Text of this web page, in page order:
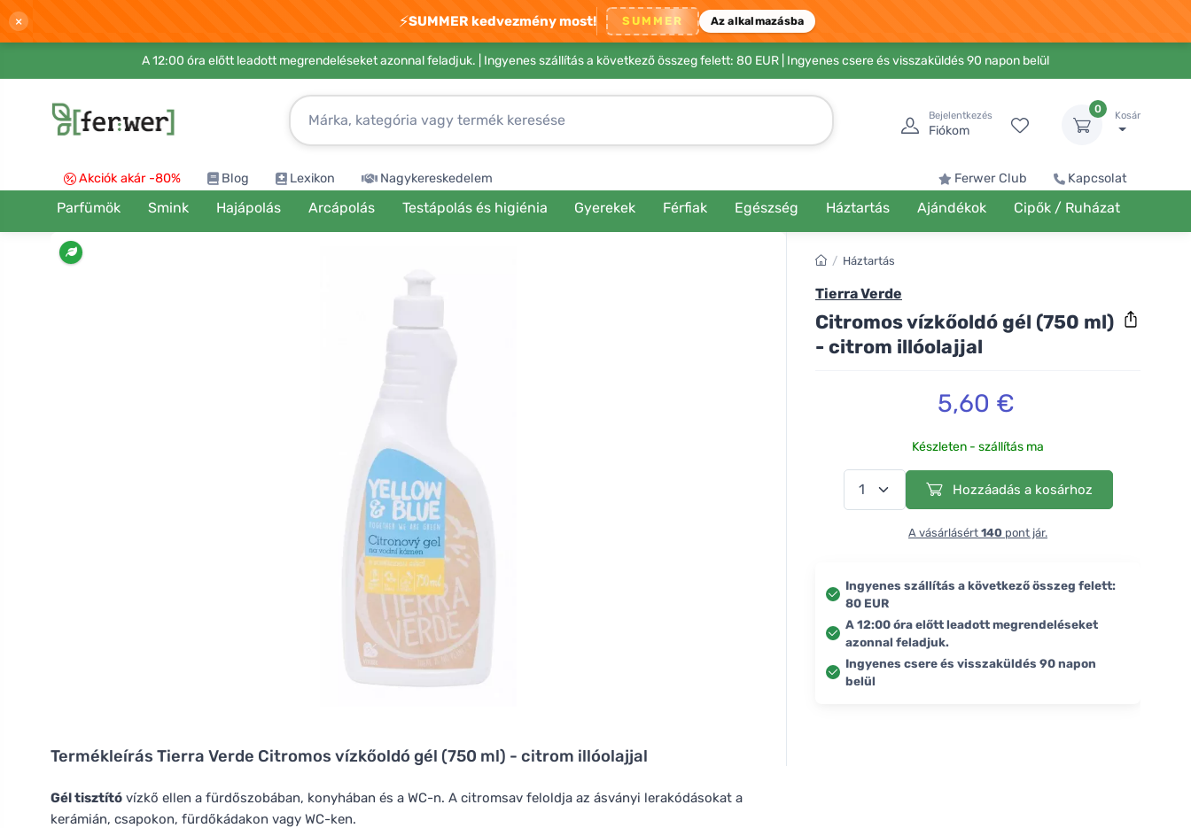
× ⚡SUMMER kedvezmény most! SUMMER Az alkalmazásba
A 12:00 óra előtt leadott megrendeléseket azonnal feladjuk. | Ingyenes szállítás a következő összeg felett: 80 EUR | Ingyenes csere és visszaküldés 90 napon belül
Bejelentkezés
Fiókom
0
Kosár
Akciók akár -80% Blog Lexikon Nagykereskedelem Ferwer Club Kapcsolat
Parfümök Smink Hajápolás Arcápolás Testápolás és higiénia Gyerekek Férfiak Egészség Háztartás Ajándékok Cipők / Ruházat
Termékleírás Tierra Verde Citromos vízkőoldó gél (750 ml) - citrom illóolajjal
Gél tisztító vízkő ellen a fürdőszobában, konyhában és a WC-n. A citromsav feloldja az ásványi lerakódásokat a
kerámián, csapokon, fürdőkádakon vagy WC-ken.
/ Háztartás
Tierra Verde
Citromos vízkőoldó gél (750 ml)
- citrom illóolajjal
5,60 €
Készleten - szállítás ma
Hozzáadás a kosárhoz
A vásárlásért 140 pont jár.
Ingyenes szállítás a következő összeg felett:
80 EUR
A 12:00 óra előtt leadott megrendeléseket
azonnal feladjuk.
Ingyenes csere és visszaküldés 90 napon
belül